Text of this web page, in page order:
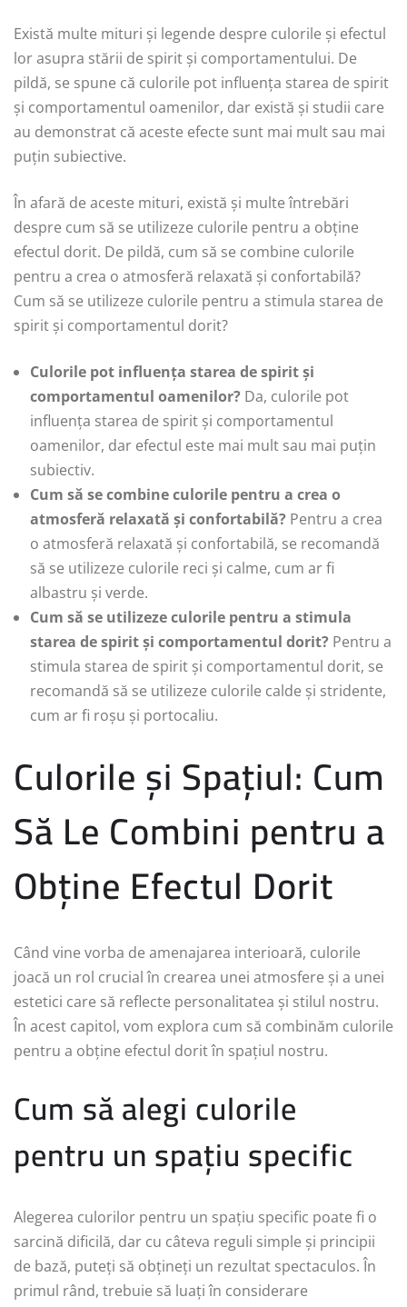
Există multe mituri și legende despre culorile și efectul
lor asupra stării de spirit și comportamentului. De
pildă, se spune că culorile pot influența starea de spirit
și comportamentul oamenilor, dar există și studii care
au demonstrat că aceste efecte sunt mai mult sau mai
puțin subiective.
În afară de aceste mituri, există și multe întrebări
despre cum să se utilizeze culorile pentru a obține
efectul dorit. De pildă, cum să se combine culorile
pentru a crea o atmosferă relaxată și confortabilă?
Cum să se utilizeze culorile pentru a stimula starea de
spirit și comportamentul dorit?
Culorile pot influența starea de spirit și
comportamentul oamenilor? Da, culorile pot
influența starea de spirit și comportamentul
oamenilor, dar efectul este mai mult sau mai puțin
subiectiv.
Cum să se combine culorile pentru a crea o
atmosferă relaxată și confortabilă? Pentru a crea
o atmosferă relaxată și confortabilă, se recomandă
să se utilizeze culorile reci și calme, cum ar fi
albastru și verde.
Cum să se utilizeze culorile pentru a stimula
starea de spirit și comportamentul dorit? Pentru a
stimula starea de spirit și comportamentul dorit, se
recomandă să se utilizeze culorile calde și stridente,
cum ar fi roșu și portocaliu.
Culorile și Spațiul: Cum
Să Le Combini pentru a
Obține Efectul Dorit
Când vine vorba de amenajarea interioară, culorile
joacă un rol crucial în crearea unei atmosfere și a unei
estetici care să reflecte personalitatea și stilul nostru.
În acest capitol, vom explora cum să combinăm culorile
pentru a obține efectul dorit în spațiul nostru.
Cum să alegi culorile
pentru un spațiu specific
Alegerea culorilor pentru un spațiu specific poate fi o
sarcină dificilă, dar cu câteva reguli simple și principii
de bază, puteți să obțineți un rezultat spectaculos. În
primul rând, trebuie să luați în considerare